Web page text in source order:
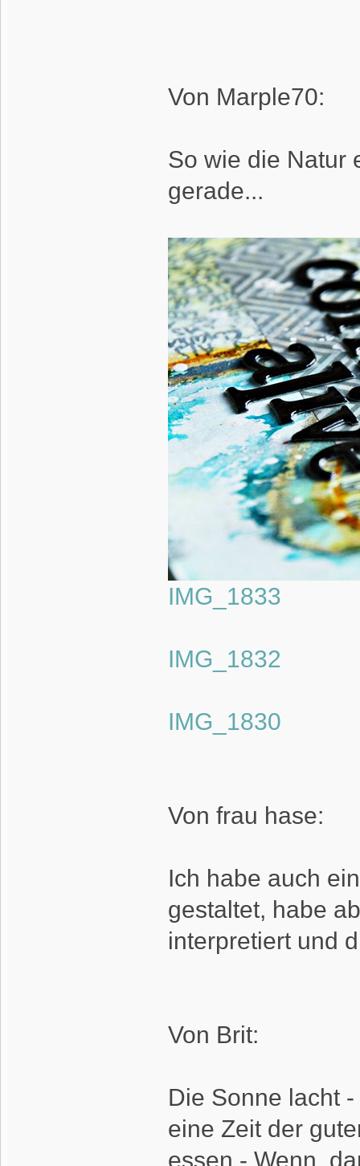
Von Marple70:
So wie die Natur
gerade...
IMG_1833
IMG_1832
IMG_1830
Von frau hase:
Ich habe auch
gestaltet, habe
interpretiert und
Von Brit:
Die Sonne lacht
eine Zeit der
essen - Wenn,